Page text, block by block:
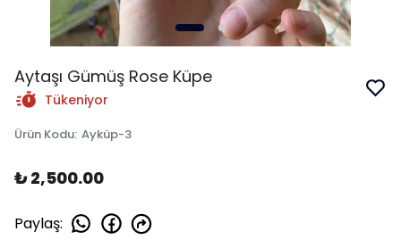
Aytaşı Gümüş Rose Küpe
Tükeniyor
Ürün Kodu: Ayküp-3
₺ 2,500.00
Paylaş: